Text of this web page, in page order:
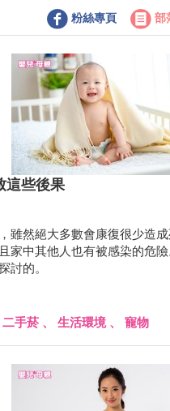
粉絲專頁 部
這些後果
雖然絕大多數會康復很少造
家中其他人也有被感染的危
討的。
二手菸 、 生活環境、 寵物